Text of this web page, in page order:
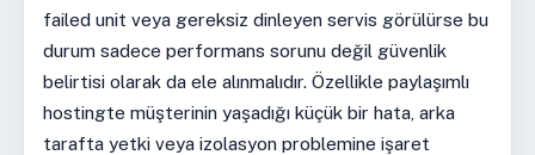
failed unit veya gereksiz dinleyen servis görülürse bu
durum sadece performans sorunu değil güvenlik
belirtisi olarak da ele alınmalıdır. Özellikle paylaşımlı
hostingte müşterinin yaşadığı küçük bir hata, arka
tarafta yetki veya izolasyon problemine işaret